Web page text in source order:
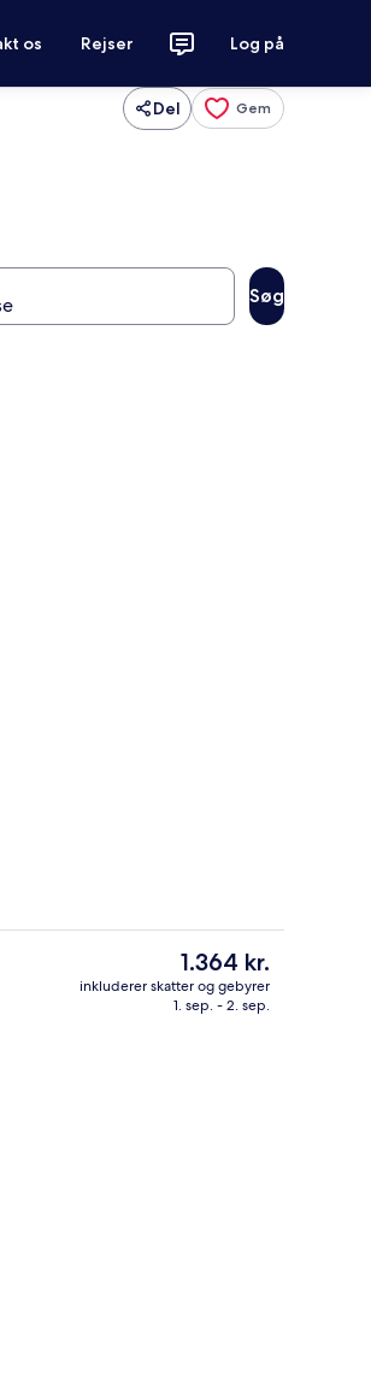
os Rejser Log på
Del Gem
Søg
Superior-værelse - havudsigt |
Den
nuværende
pris
1.364 kr.
inkluderer skatter og gebyrer
1. sep. - 2. sep.